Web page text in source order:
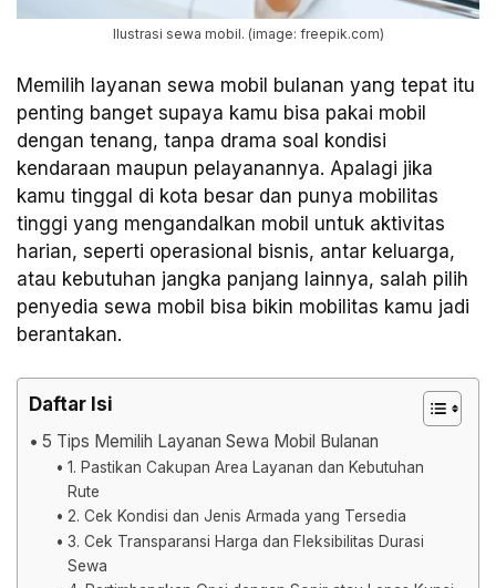
Ilustrasi sewa mobil. (image: freepik.com)
Memilih layanan sewa mobil bulanan yang tepat itu
penting banget supaya kamu bisa pakai mobil
dengan tenang, tanpa drama soal kondisi
kendaraan maupun pelayanannya. Apalagi jika
kamu tinggal di kota besar dan punya mobilitas
tinggi yang mengandalkan mobil untuk aktivitas
harian, seperti operasional bisnis, antar keluarga,
atau kebutuhan jangka panjang lainnya, salah pilih
penyedia sewa mobil bisa bikin mobilitas kamu jadi
berantakan.
Daftar Isi
5 Tips Memilih Layanan Sewa Mobil Bulanan
1. Pastikan Cakupan Area Layanan dan Kebutuhan
Rute
2. Cek Kondisi dan Jenis Armada yang Tersedia
3. Cek Transparansi Harga dan Fleksibilitas Durasi
Sewa